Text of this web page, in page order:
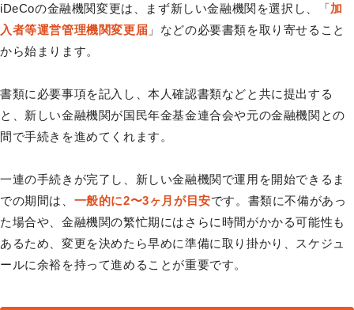
iDeCoの金融機関変更は、まず新しい金融機関を選択し、「加
入者等運営管理機関変更届 」などの必要書類を取り寄せること
から始まります。
書類に必要事項を記入し、本人確認書類などと共に提出する
と、新しい金融機関が国民年金基金連合会や元の金融機関との
間で手続きを進めてくれます。
一連の手続きが完了し、新しい金融機関で運用を開始できるま
での期間は、 一般的に2〜3ヶ月が目安です。書類に不備があっ
た場合や、金融機関の繁忙期にはさらに時間がかかる可能性も
あるため、変更を決めたら早めに準備に取り掛かり、スケジュ
ールに余裕を持って進めることが重要です。